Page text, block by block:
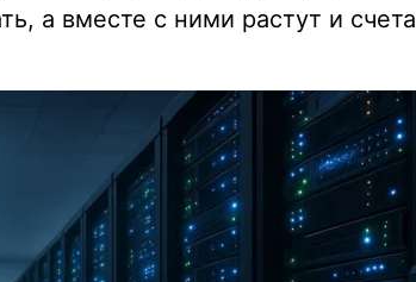
а вместе с ними растут и счета